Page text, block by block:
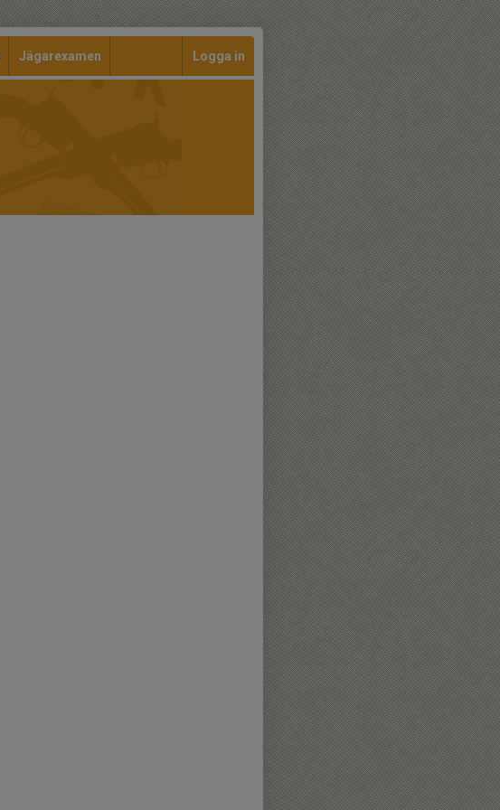
Jägarexamen Logga in